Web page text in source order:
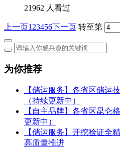
21962 人看过
上一页1 23456下一页 转至第
为你推荐
【储运服务】各省区储运
（持续更新中）
【自主品牌】各省区昆仑
更新中）
【储运服务】开挖验证全
高质量推进